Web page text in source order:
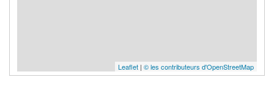
Leaflet | © les contributeurs d'OpenStreetMap